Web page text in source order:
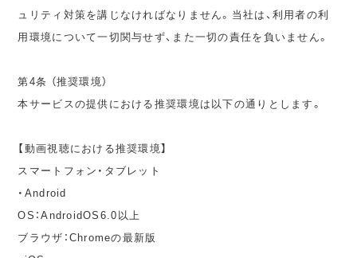
ュリティ対策を講じなければなりません。当社は、利用者の利
用環境について一切関与せず、また一切の責任を負いません。
第4条 （推奨環境）
本サービスの提供における推奨環境は以下の通りとします。
【動画視聴における推奨環境】
スマートフォン・タブレット
・Android
OS：AndroidOS6.0以上
ブラウザ：Chromeの最新版